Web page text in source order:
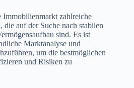
Immobilienmarkt zahlreiche
auf der Suche nach stabilen
sind. Es ist
Marktanalyse und
um die bestmöglichen
und Risiken zu